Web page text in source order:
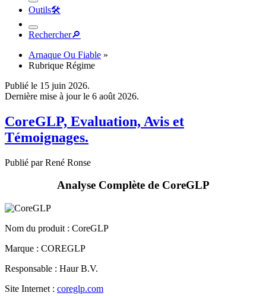
Rechercher
Arnaque Ou Fiable
Publié le 15 juin 2026.
CoreGLP, Evaluation, Avis et
Témoignages.
Publié par René Ronse
Analyse Complète de CoreGLP
Nom du produit :
Marque : COREGLP
Responsable : Haur B.V.
Site Internet : coreglp.com
Langue : Français